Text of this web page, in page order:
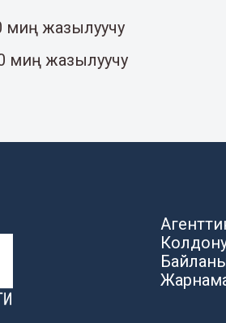
миң жазылуучу
миң жазылуучу